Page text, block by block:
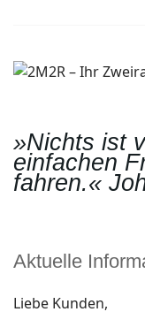
»Nichts ist
einfachen
fahren.«
Aktuelle
Liebe Kunden,